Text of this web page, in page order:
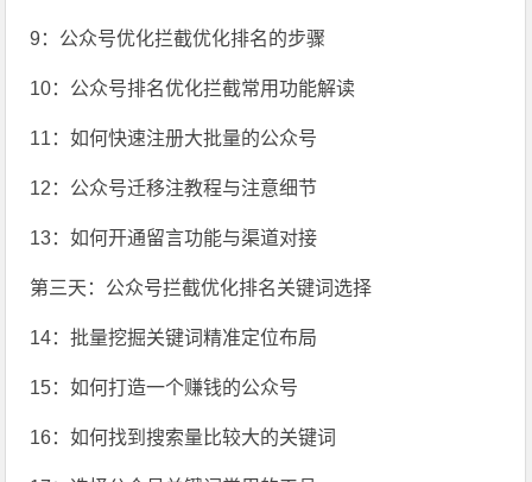
9：公众号优化拦截优化排名的步骤
10：公众号排名优化拦截常用功能解读
11：如何快速注册大批量的公众号
12：公众号迁移注教程与注意细节
13：如何开通留言功能与渠道对接
第三天：公众号拦截优化排名关键词选择
14：批量挖掘关键词精准定位布局
15：如何打造一个赚钱的公众号
16：如何找到搜索量比较大的关键词